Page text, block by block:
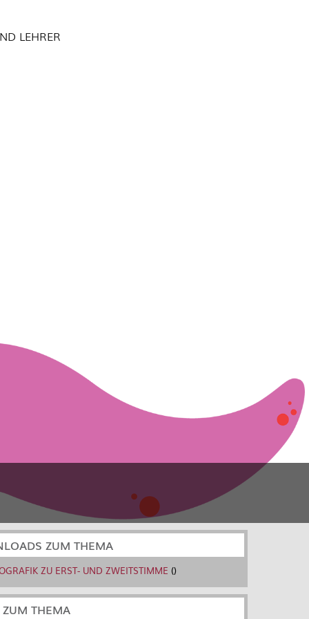
LEHRER
ZUM THEMA
ZU ERST- UND ZWEITSTIMME ()
THEMA